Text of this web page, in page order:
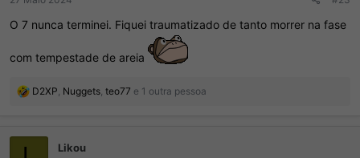
O 7 nunca terminei. Fiquei traumatizado de tanto morrer na fase
com tempestade de areia
R
D2XP Nuggets teo77 e 1 outra pessoa
Likou